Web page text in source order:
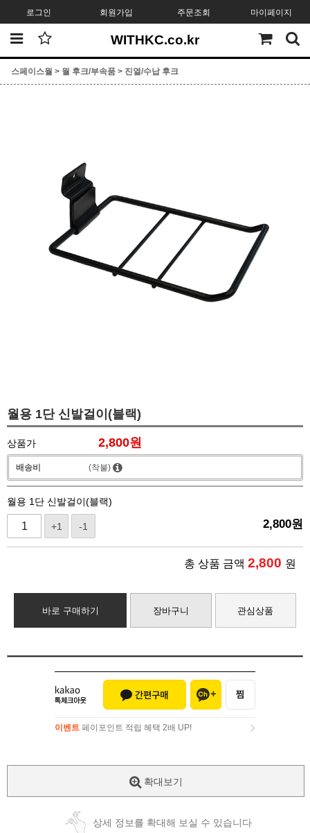
로그인 회원가입 주문조회 마이페이지
WITHKC.co.kr
스페이스월 > 월 후크/부속품 > 진열/수납 후크
월용 1단 신발걸이(블랙)
상품가 2,800원
배송비 (착불)
월용 1단 신발걸이(블랙)
+1 -1 2,800원
총 상품 금액 2,800 원
바로 구매하기 장바구니 관심상품
이벤트 페이포인트 적립 혜택 2배 UP!
확대보기
상세 정보를 확대해 보실 수 있습니다